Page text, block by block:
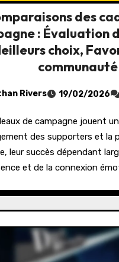
des
: Évaluation
choix,
communauté
Rivers 19/02/2026
des supporters et la
leur succès dépendant
et de la connexion